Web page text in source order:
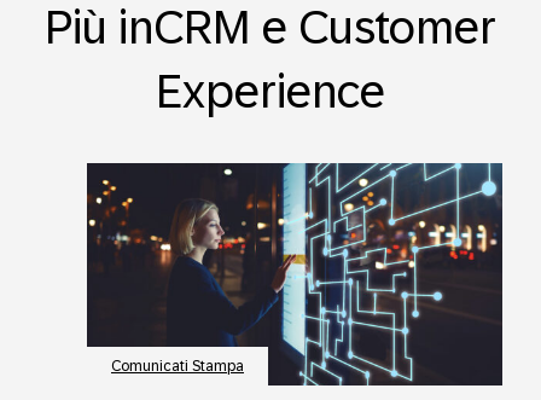
Più inCRM e Customer
Experience
Comunicati Stampa